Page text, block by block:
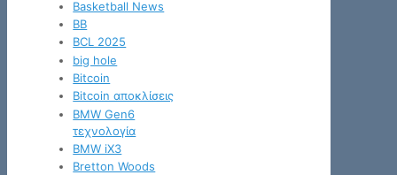
Basketball News
BB
BCL 2025
big hole
Bitcoin
Bitcoin αποκλίσεις
BMW Gen6
τεχνολογία
BMW iX3
Bretton Woods